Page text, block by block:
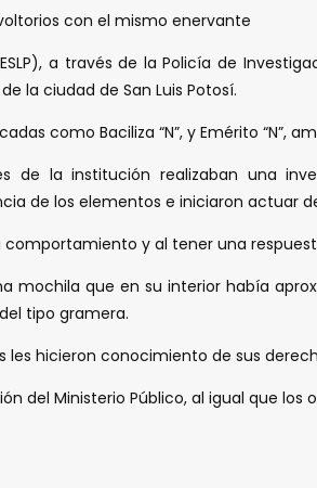
con el mismo enervante
a través de la Policía de
la ciudad de San Luis Potosí.
como Baciliza “N”, y Emérito “N”,
de la institución realizaban una
de los elementos e iniciaron actuar
y al tener una
mochila que en su interior había
tipo gramera.
les hicieron conocimiento de sus
del Ministerio Público, al igual que